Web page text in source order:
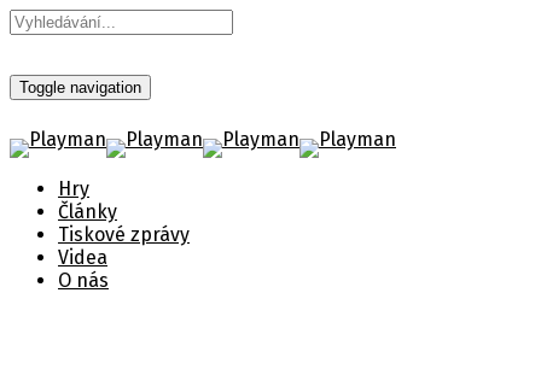
Toggle navigation
Hry
Články
Tiskové zprávy
Videa
O nás